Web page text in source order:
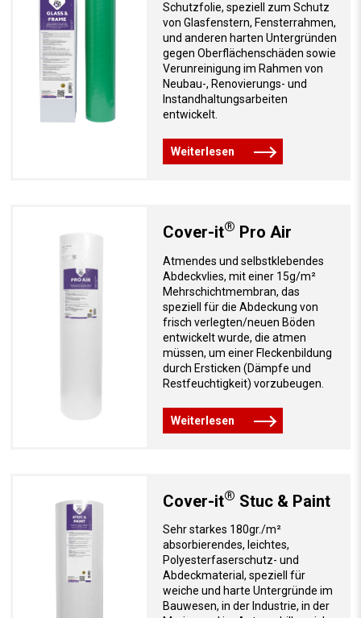
Schutzfolie, speziell zum Schutz
von Glasfenstern, Fensterrahmen,
und anderen harten Untergründen
gegen Oberflächenschäden sowie
Verunreinigung im Rahmen von
Neubau-, Renovierungs- und
Instandhaltungsarbeiten
entwickelt.
Weiterlesen
Cover-it® Pro Air
Atmendes und selbstklebendes
Abdeckvlies, mit einer 15g/m²
Mehrschichtmembran, das
speziell für die Abdeckung von
frisch verlegten/neuen Böden
entwickelt wurde, die atmen
müssen, um einer Fleckenbildung
durch Ersticken (Dämpfe und
Restfeuchtigkeit) vorzubeugen.
Weiterlesen
Cover-it® Stuc & Paint
Sehr starkes 180gr./m²
absorbierendes, leichtes,
Polyesterfaserschutz- und
Abdeckmaterial, speziell für
weiche und harte Untergründe im
Bauwesen, in der Industrie, in der